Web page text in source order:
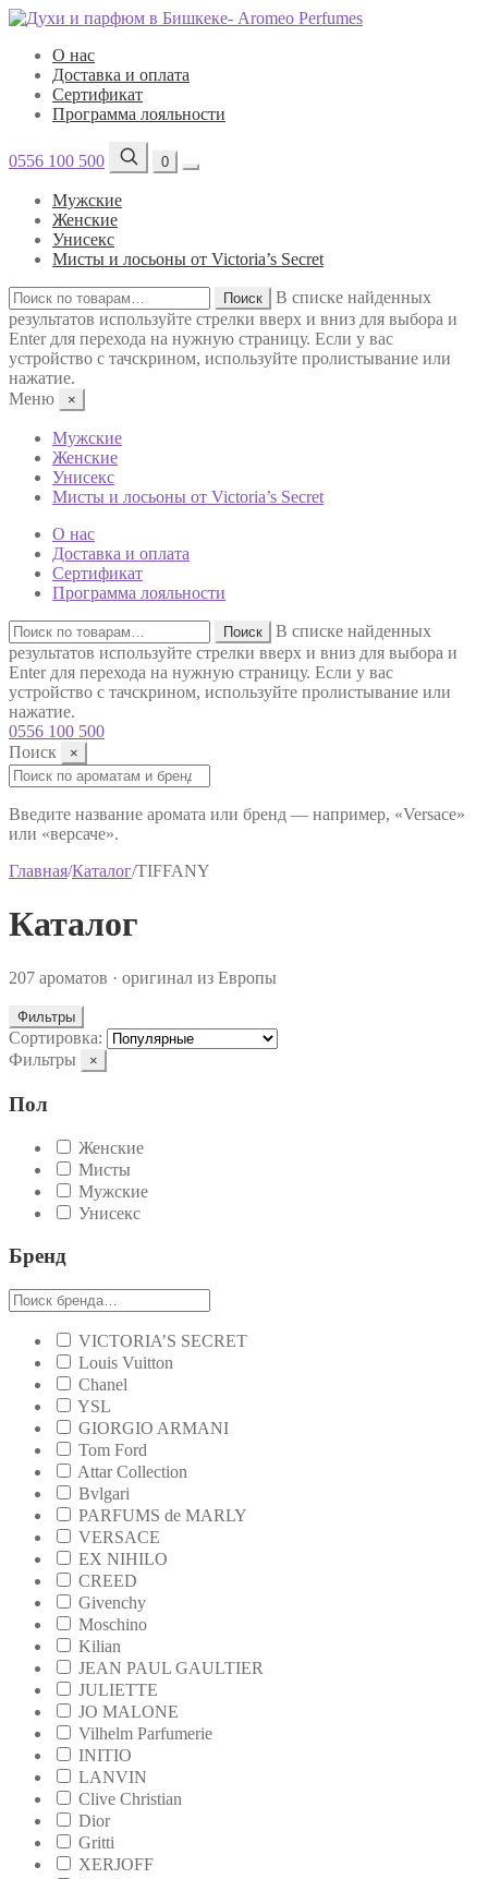
О нас
Доставка и оплата
Сертификат
Программа лояльности
0556 100 500 0
Мужские
Женские
Унисекс
Мисты и лосьоны от Victoria’s Secret
Искать:
Поиск
В списке найденных
результатов используйте стрелки вверх и вниз для выбора и
Enter для перехода на нужную страницу. Если у вас
устройство с тачскрином, используйте пролистывание или
нажатие.
Меню
×
Мужские
Женские
Унисекс
Мисты и лосьоны от Victoria’s Secret
О нас
Доставка и оплата
Сертификат
Программа лояльности
Искать:
Поиск
В списке найденных
результатов используйте стрелки вверх и вниз для выбора и
Enter для перехода на нужную страницу. Если у вас
устройство с тачскрином, используйте пролистывание или
нажатие.
0556 100 500
Поиск
×
Поиск:
Введите название аромата или бренд — например, «Versace»
или «версаче».
Главная/Каталог/TIFFANY
Каталог
207 ароматов · оригинал из Европы
Фильтры
Сортировка:
Фильтры
×
Пол
Женские
Мисты
Мужские
Унисекс
Бренд
VICTORIA’S SECRET
Louis Vuitton
Chanel
YSL
GIORGIO ARMANI
Tom Ford
Attar Collection
Bvlgari
PARFUMS de MARLY
VERSACE
EX NIHILO
CREED
Givenchy
Moschino
Kilian
JEAN PAUL GAULTIER
JULIETTE
JO MALONE
Vilhelm Parfumerie
INITIO
LANVIN
Clive Christian
Dior
Gritti
XERJOFF